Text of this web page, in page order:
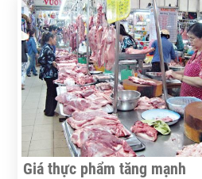
xăng dầu đang hạn chế bán ra.
Giá thực phẩm tăng mạnh